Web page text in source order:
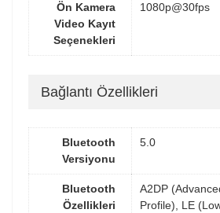
Ön Kamera
Video Kayıt
Seçenekleri
1080p@30fps
Bağlantı Özellikleri
Bluetooth
Versiyonu
5.0
Bluetooth
Özellikleri
A2DP
Profile), LE